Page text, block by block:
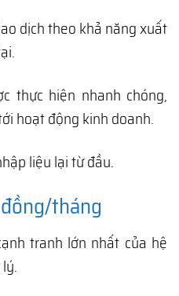
dịch theo khả năng xuất
thực hiện nhanh chóng,
hoạt động kinh doanh.
liệu lại từ đầu.
tháng
tranh lớn nhất của hệ